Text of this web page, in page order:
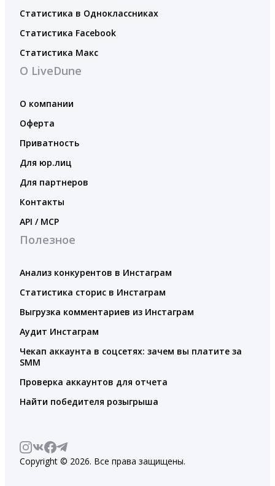
Статистика в Одноклассниках
Статистика Facebook
Статистика Макс
О LiveDune
О компании
Оферта
Приватность
Для юр.лиц
Для партнеров
Контакты
API / MCP
Полезное
Анализ конкурентов в Инстаграм
Статистика сторис в Инстаграм
Выгрузка комментариев из Инстаграм
Аудит Инстаграм
Чекап аккаунта в соцсетях: зачем вы платите за
SMM
Проверка аккаунтов для отчета
Найти победителя розыгрыша
Copyright © 2026. Все права защищены.